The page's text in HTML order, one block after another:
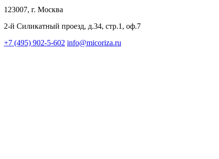
123007, г. Москва
2-й Силикатный проезд, д.34, стр.1, оф.7
+7 (495) 902-5-602 info@micoriza.ru